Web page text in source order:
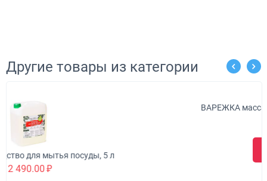
Другие товары из категории
ВАРЕЖКА массажная для тела ЧИСТОДЕЛ